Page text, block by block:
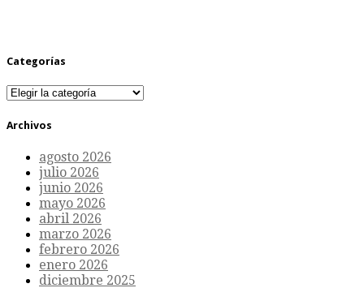
Categorías
Categorías
Archivos
agosto 2026
julio 2026
junio 2026
mayo 2026
abril 2026
marzo 2026
febrero 2026
enero 2026
diciembre 2025